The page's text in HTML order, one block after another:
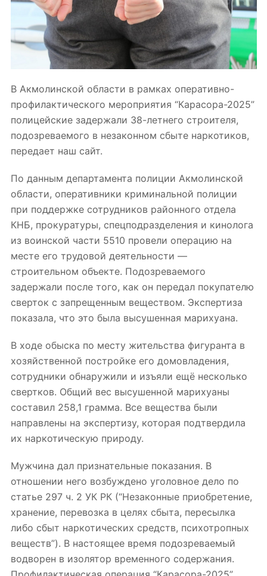
В Акмолинской области в рамках оперативно-
профилактического мероприятия “Карасора-2025”
полицейские задержали 38-летнего строителя,
подозреваемого в незаконном сбыте наркотиков,
передает наш сайт.
По данным департамента полиции Акмолинской
области, оперативники криминальной полиции
при поддержке сотрудников районного отдела
КНБ, прокуратуры, спецподразделения и кинолога
из воинской части 5510 провели операцию на
месте его трудовой деятельности —
строительном объекте. Подозреваемого
задержали после того, как он передал покупателю
сверток с запрещенным веществом. Экспертиза
показала, что это была высушенная марихуана.
В ходе обыска по месту жительства фигуранта в
хозяйственной постройке его домовладения,
сотрудники обнаружили и изъяли ещё несколько
свертков. Общий вес высушенной марихуаны
составил 258,1 грамма. Все вещества были
направлены на экспертизу, которая подтвердила
их наркотическую природу.
Мужчина дал признательные показания. В
отношении него возбуждено уголовное дело по
статье 297 ч. 2 УК РК (“Незаконные приобретение,
хранение, перевозка в целях сбыта, пересылка
либо сбыт наркотических средств, психотропных
веществ”). В настоящее время подозреваемый
водворен в изолятор временного содержания.